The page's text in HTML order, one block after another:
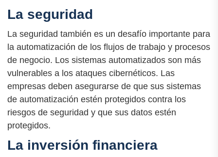
La seguridad
La seguridad también es un desafío importante para
la automatización de los flujos de trabajo y procesos
de negocio. Los sistemas automatizados son más
vulnerables a los ataques cibernéticos. Las
empresas deben asegurarse de que sus sistemas
de automatización estén protegidos contra los
riesgos de seguridad y que sus datos estén
protegidos.
La inversión financiera